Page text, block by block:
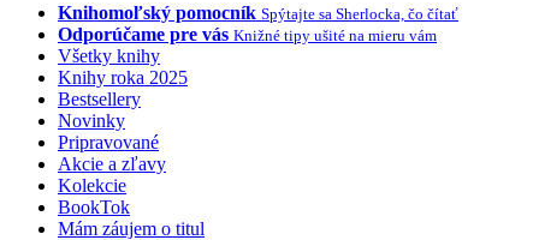
Knihomoľský pomocník Spýtajte sa Sherlocka, čo čítať
Odporúčame pre vás Knižné tipy ušité na mieru vám
Všetky knihy
Knihy roka 2025
Bestsellery
Novinky
Pripravované
Akcie a zľavy
Kolekcie
BookTok
Mám záujem o titul